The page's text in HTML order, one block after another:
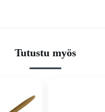
Tutustu myös